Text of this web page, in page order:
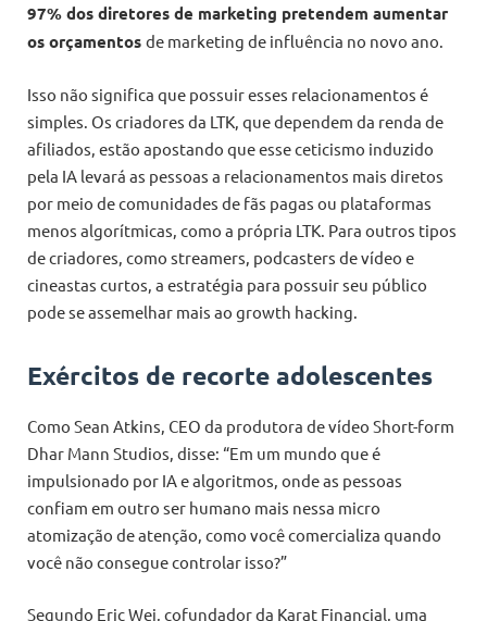
97% dos diretores de marketing pretendem aumentar
os orçamentos de marketing de influência no novo ano.
Isso não significa que possuir esses relacionamentos é
simples. Os criadores da LTK, que dependem da renda de
afiliados, estão apostando que esse ceticismo induzido
pela IA levará as pessoas a relacionamentos mais diretos
por meio de comunidades de fãs pagas ou plataformas
menos algorítmicas, como a própria LTK. Para outros tipos
de criadores, como streamers, podcasters de vídeo e
cineastas curtos, a estratégia para possuir seu público
pode se assemelhar mais ao growth hacking.
Exércitos de recorte adolescentes
Como Sean Atkins, CEO da produtora de vídeo Short-form
Dhar Mann Studios, disse: “Em um mundo que é
impulsionado por IA e algoritmos, onde as pessoas
confiam em outro ser humano mais nessa micro
atomização de atenção, como você comercializa quando
você não consegue controlar isso?”
Segundo Eric Wei, cofundador da Karat Financial, uma